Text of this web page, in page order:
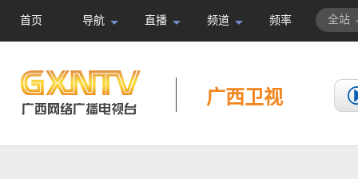
首页 导航 直播 频道 频率 全站
广西卫视